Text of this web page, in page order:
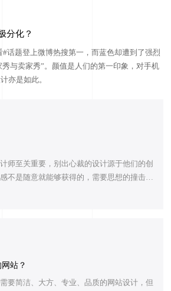
分化？
话题登上微博热搜第一，而蓝色却遭到了强烈
与卖家秀”。颜值是人们的第一印象，对手机
亦是如此。
师至关重要，别出心裁的设计源于他们的创
不是随意就能够获得的，需要思想的撞击才
程中平面设计师至关重要，别出心裁的设计
站？
要简洁、大方、专业、品质的网站设计，但